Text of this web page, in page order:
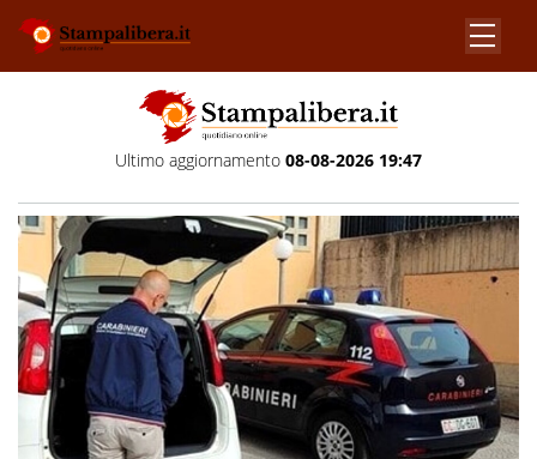
Ultimo aggiornamento 08-08-2026 19:47